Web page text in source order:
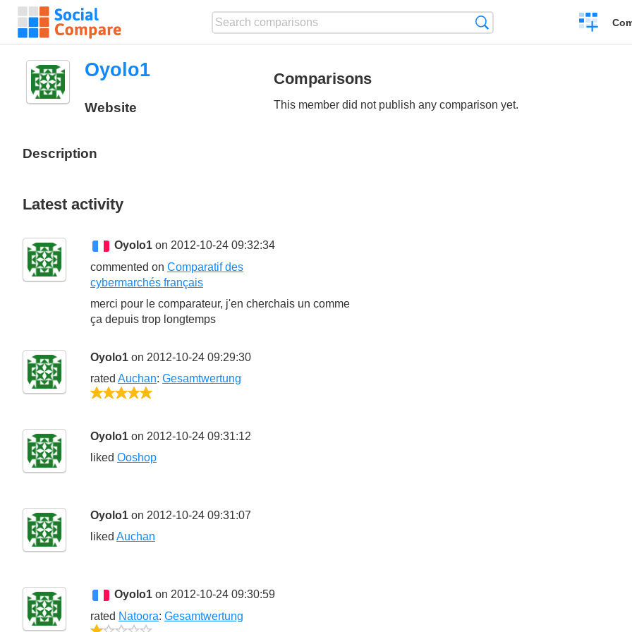
Create
a
Oyolo1
Website
Description
Comparisons
This member did not publish any comparison yet.
Latest activity
Oyolo1 on 2012-10-24 09:32:34
commented on Comparatif des
cybermarchés français
merci pour le comparateur, j'en cherchais un comme
ça depuis trop longtemps
Oyolo1 on 2012-10-24 09:29:30
rated Auchan: Gesamtwertung
Oyolo1 on 2012-10-24 09:31:12
liked Ooshop
Oyolo1 on 2012-10-24 09:31:07
liked Auchan
Oyolo1 on 2012-10-24 09:30:59
rated Natoora: Gesamtwertung